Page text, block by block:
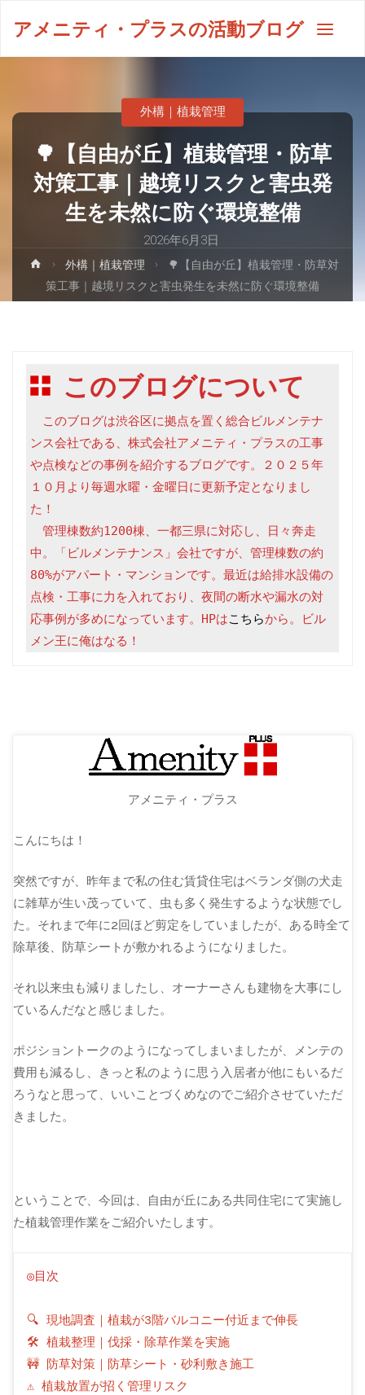
アメニティ・プラスの活動ブログ
🌳【自由が丘】植栽管理・防草
対策工事｜越境リスクと害虫発
生を未然に防ぐ環境整備
2026年6月3日
外構｜植栽管理
外構｜植栽管理
🌳【自由が丘】植栽管理・防草対
策工事｜越境リスクと害虫発生を未然に防ぐ環境整備
このブログについて
このブログは渋谷区に拠点を置く総合ビルメンテナ
ンス会社である、株式会社アメニティ・プラスの工事
や点検などの事例を紹介するブログです。２０２５年
１０月より毎週水曜・金曜日に更新予定となりまし
た！
管理棟数約1200棟、一都三県に対応し、日々奔走
中。「ビルメンテナンス」会社ですが、管理棟数の約
80%がアパート・マンションです。最近は給排水設備の
点検・工事に力を入れており、夜間の断水や漏水の対
応事例が多めになっています。HPはこちらから。ビル
メン王に俺はなる！
アメニティ・プラス
こんにちは！
突然ですが、昨年まで私の住む賃貸住宅はベランダ側の犬走
に雑草が生い茂っていて、虫も多く発生するような状態でし
た。それまで年に2回ほど剪定をしていましたが、ある時全て
除草後、防草シートが敷かれるようになりました。
それ以来虫も減りましたし、オーナーさんも建物を大事にし
ているんだなと感じました。
ポジショントークのようになってしまいましたが、メンテの
費用も減るし、きっと私のように思う入居者が他にもいるだ
ろうなと思って、いいことづくめなのでご紹介させていただ
きました。
ということで、今回は、自由が丘にある共同住宅にて実施し
た植栽管理作業をご紹介いたします。
◎目次
🔍 現地調査｜植栽が3階バルコニー付近まで伸長
🛠 植栽整理｜伐採・除草作業を実施
🚧 防草対策｜防草シート・砂利敷き施工
⚠ 植栽放置が招く管理リスク